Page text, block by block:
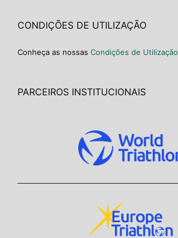
CONDIÇÕES DE UTILIZAÇÃO
Conheça as nossas Condições de Utilização
PARCEIROS INSTITUCIONAIS